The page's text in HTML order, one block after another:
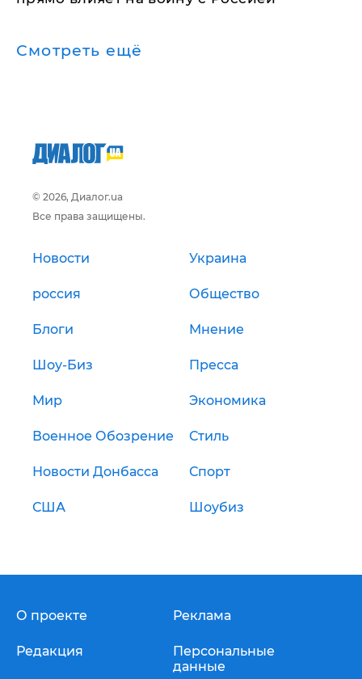
Смотреть ещё
© 2026, Диалог.ua
Все права защищены.
Новости Украина
россия Общество
Блоги Мнение
Шоу-Биз Пресса
Мир Экономика
Военное Обозрение Стиль
Новости Донбасса Спорт
США Шоубиз
О проекте
Редакция
Реклама
Персональные
данные